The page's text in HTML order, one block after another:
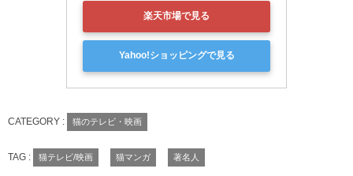
楽天市場で見る
Yahoo!ショッピングで見る
CATEGORY : 猫のテレビ・映画
TAG : 猫テレビ/映画 猫マンガ 著名人